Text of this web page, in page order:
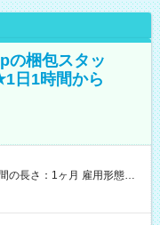
の梱包スタッ
日1時間から
の長さ：1ヶ月 雇用形態、